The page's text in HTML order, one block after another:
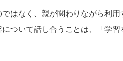
はなく、親が関わりながら利用
ついて話し合うことは、「学